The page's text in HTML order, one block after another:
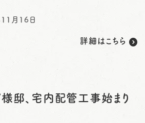
月16日
詳細はこちら
邸、宅内配管工事始まり